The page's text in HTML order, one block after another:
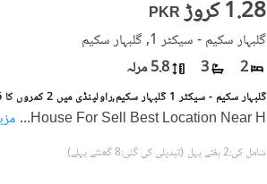
PKR 1.28 کروڑ
گلبہار سکیم - سیکٹر 1, گلبہار سکیم
2
3 5.8 مرلہ
House For Sell Best Location Near H
...
شامل کی:2 ہفتے پہل (تبدیلی کی گئی:8 گھنٹے پہلے)